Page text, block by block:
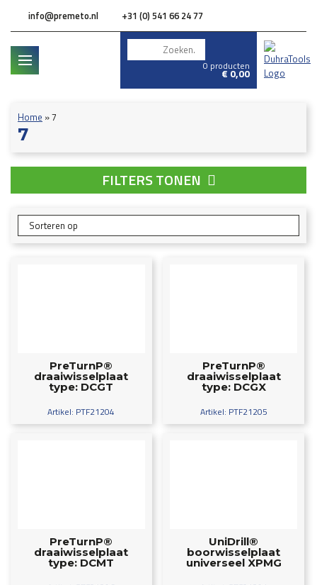
info@premeto.nl +31 (0) 541 66 24 77
0 producten
€0,00
Home »7
7
FILTERS TONEN
PreTurnP®
draaiwisselplaat
type: DCGT
Artikel: PTF21204
PreTurnP®
draaiwisselplaat
type: DCGX
Artikel: PTF21205
PreTurnP®
draaiwisselplaat
type: DCMT
UniDrill®
boorwisselplaat
universeel XPMG